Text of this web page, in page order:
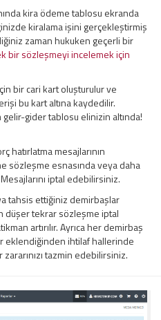
kira ödeme tablosu ekranda
kiralama işini gerçekleştirmiş
zaman hukuken geçerli bir
bir sözleşmeyi incelemek için
bir cari kart oluşturulur ve
bu kart altına kaydedilir.
gelir-gider tablosu elinizin altında!
hatırlatma mesajlarının
sözleşme esnasında veya daha
iptal edebilirsiniz.
tahsis ettiğiniz demirbaşlar
düşer tekrar sözleşme iptal
artırılır. Ayrıca her demirbaş
eklendiğinden ihtilaf hallerinde
tazmin edebilirsiniz.